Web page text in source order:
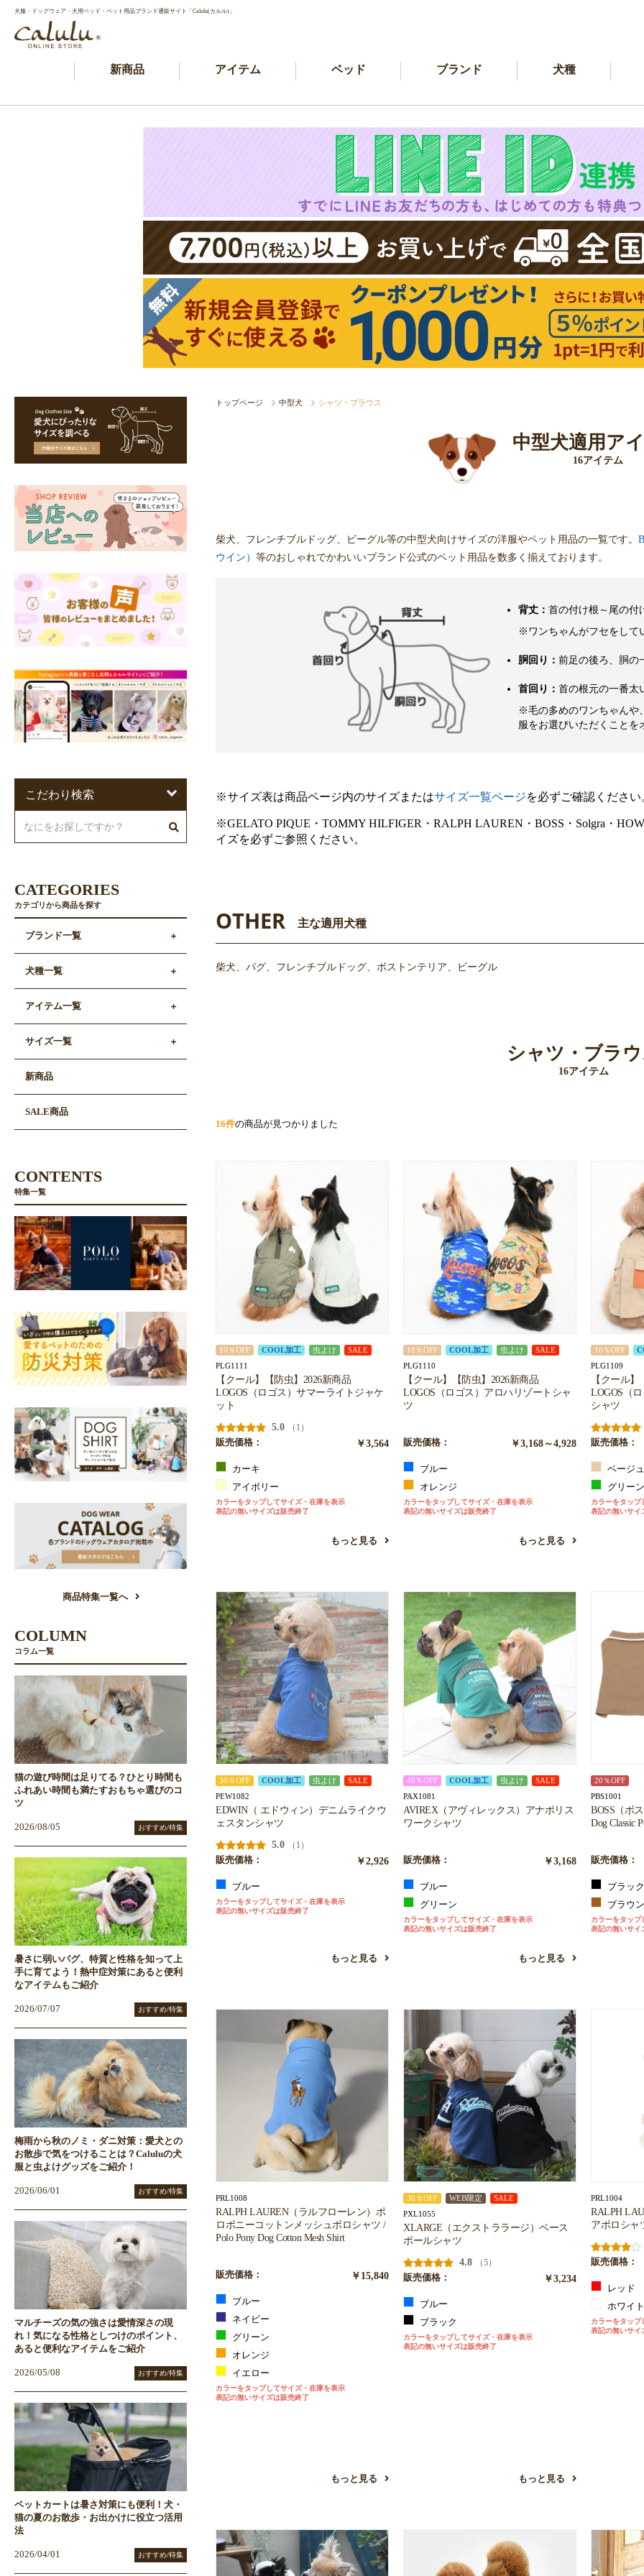
犬服・ドッグウェア・犬用ベッド・ペット用品ブランド通販サイト「Calulu(カルル)」
新商品 アイテム ベッド ブランド 犬種
トップページ 中型犬 シャツ・ブラウス
中型犬適用ア
16アイテム
柴犬、フレンチブルドッグ、ビーグル等の中型犬向けサイズの洋服やペット用品の一覧です。
ウイン） 等のおしゃれでかわいいブランド公式のペット用品を数多く揃えております。
背丈： 首の付け根～尾の付
※ワンちゃんがフセをして
胴回り： 前足の後ろ、胴の
首回り： 首の根元の一番太
※毛の多めのワンちゃんや
服をお選びいただくことを
※サイズ表は商品ページ内のサイズまたはサイズ一覧ページを必ずご確認ください
※GELATO PIQUE・TOMMY HILFIGER・RALPH LAUREN・BOSS・Solgra・
イズを必ずご参照ください。
OTHER 主な適用犬種
柴犬、パグ、フレンチブルドッグ、ボストンテリア、ビーグル
シャツ・ブラ
16アイテム
16件の商品が見つかりました
10％OFF COOL加工 虫よけ SALE
PLG1111
【クール】【防虫】2026新商品
LOGOS（ロゴス）サマーライトジャケ
ット
5.0
（1）
販売価格：
￥3,564
カーキ
アイボリー
カラーをタップしてサイズ・在庫を表示
表記の無いサイズは販売終了
もっと見る
10％OFF COOL加工 虫よけ SALE
PLG1110
【クール】【防虫】2026新商品
LOGOS（ロゴス）アロハリゾートシャ
ツ
販売価格： ￥3,168～4,928
ブルー
オレンジ
カラーをタップしてサイズ・在庫を表示
表記の無いサイズは販売終了
もっと見る
10％OFF
PLG1109
【クール
LOGOS（
シャツ
販売価格：
ベージュ
グリーン
カラーをタップ
表記の無いサイ
30％OFF COOL加工 虫よけ SALE
PEW1082
EDWIN（ エドウィン）デニムライクウ
ェスタンシャツ
5.0
（1）
販売価格：
￥2,926
ブルー
カラーをタップしてサイズ・在庫を表示
表記の無いサイズは販売終了
もっと見る
40％OFF COOL加工 虫よけ SALE
PAX1081
AVIREX（アヴィレックス）アナポリス
ワークシャツ
販売価格： ￥3,168
ブルー
グリーン
カラーをタップしてサイズ・在庫を表示
表記の無いサイズは販売終了
もっと見る
20％OFF
PBS1001
BOSS（ボ
Dog Classic
販売価格：
ブラック
ブラウン
カラーをタップ
表記の無いサイ
PRL1008
RALPH LAUREN（ラルフローレン）ポ
ロポニーコットンメッシュポロシャツ /
Polo Pony Dog Cotton Mesh Shirt
販売価格： ￥15,840
ブルー
ネイビー
グリーン
オレンジ
イエロー
カラーをタップしてサイズ・在庫を表示
表記の無いサイズは販売終了
もっと見る
30％OFF WEB限定 SALE
PXL1055
XLARGE（エクストララージ）ベース
ボールシャツ
4.8
（5）
販売価格：
￥3,234
ブルー
ブラック
カラーをタップしてサイズ・在庫を表示
表記の無いサイズは販売終了
もっと見る
PRL1004
RALPH
アポロシャ
販売価格：
レッド
ホワイト
カラーをタップ
表記の無いサイ
お買い物を続ける カートへ進む
こだわり検索
CATEGORIES
カテゴリから商品を探す
ブランド一覧
犬種一覧
アイテム一覧
サイズ一覧
新商品
SALE商品
CONTENTS
特集一覧
商品特集一覧へ
COLUMN
コラム一覧
猫の遊び時間は足りてる？ひとり時間も
ふれあい時間も満たすおもちゃ選びのコ
ツ
2026/08/05 おすすめ/特集
暑さに弱いパグ、特質と性格を知って上
手に育てよう！熱中症対策にあると便利
なアイテムもご紹介
2026/07/07 おすすめ/特集
梅雨から秋のノミ・ダニ対策：愛犬との
お散歩で気をつけることは？Caluluの犬
服と虫よけグッズをご紹介！
2026/06/01 おすすめ/特集
マルチーズの気の強さは愛情深さの現
れ！気になる性格としつけのポイント、
あると便利なアイテムをご紹介
2026/05/08 おすすめ/特集
ペットカートは暑さ対策にも便利！犬・
猫の夏のお散歩・お出かけに役立つ活用
法
2026/04/01 おすすめ/特集